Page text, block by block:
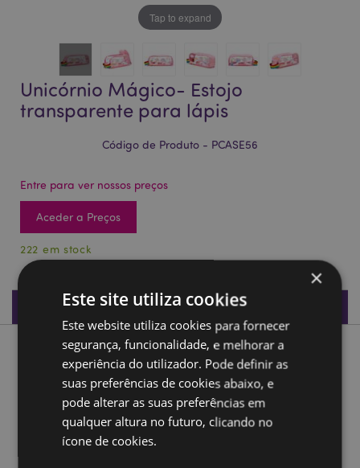
Tap to expand
Unicórnio Mágico- Estojo
transparente para lápis
Código de Produto - PCASE56
Entre para ver nossos preços
Aceder a Preços
222 em stock
Especificações do Produto
Descrição do Produto
Unicórnio Mágico- Estojo transparente para lápis
Material:PVC e Metal
×
Este site utiliza cookies
Este website utiliza cookies para fornecer
segurança, funcionalidade, e melhorar a
experiência do utilizador. Pode definir as
suas preferências de cookies abaixo, e
pode alterar as suas preferências em
qualquer altura no futuro, clicando no
ícone de cookies.